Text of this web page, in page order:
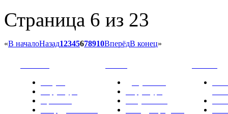
Страница 6 из 23
«В началоНазад12345678910ВперёдВ конец»